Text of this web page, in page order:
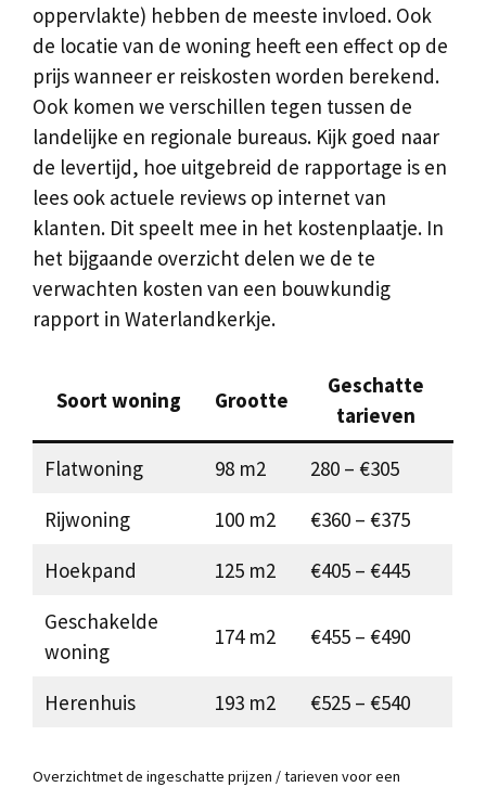
oppervlakte) hebben de meeste invloed. Ook
de locatie van de woning heeft een effect op de
prijs wanneer er reiskosten worden berekend.
Ook komen we verschillen tegen tussen de
landelijke en regionale bureaus. Kijk goed naar
de levertijd, hoe uitgebreid de rapportage is en
lees ook actuele reviews op internet van
klanten. Dit speelt mee in het kostenplaatje. In
het bijgaande overzicht delen we de te
verwachten kosten van een bouwkundig
rapport in Waterlandkerkje.
Soort woning Grootte
Geschatte
tarieven
Flatwoning 98 m2
280 – €305
Rijwoning
100 m2
€360 – €375
Hoekpand
125 m2
€405 – €445
Geschakelde
woning
174 m2 €455 – €490
Herenhuis 193 m2 €525 – €540
Overzichtmet de ingeschatte prijzen / tarieven voor een